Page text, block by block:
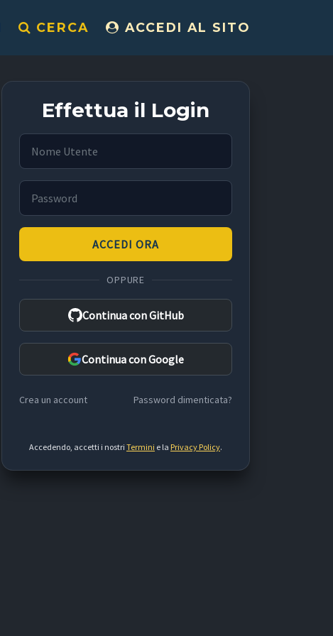
CERCA ACCEDI AL SITO
Effettua il Login
Nome Utente
Password
ACCEDI ORA
OPPURE
Continua con GitHub
Continua con Google
Crea un account Password dimenticata?
Accedendo, accetti i nostri Termini e la Privacy Policy.